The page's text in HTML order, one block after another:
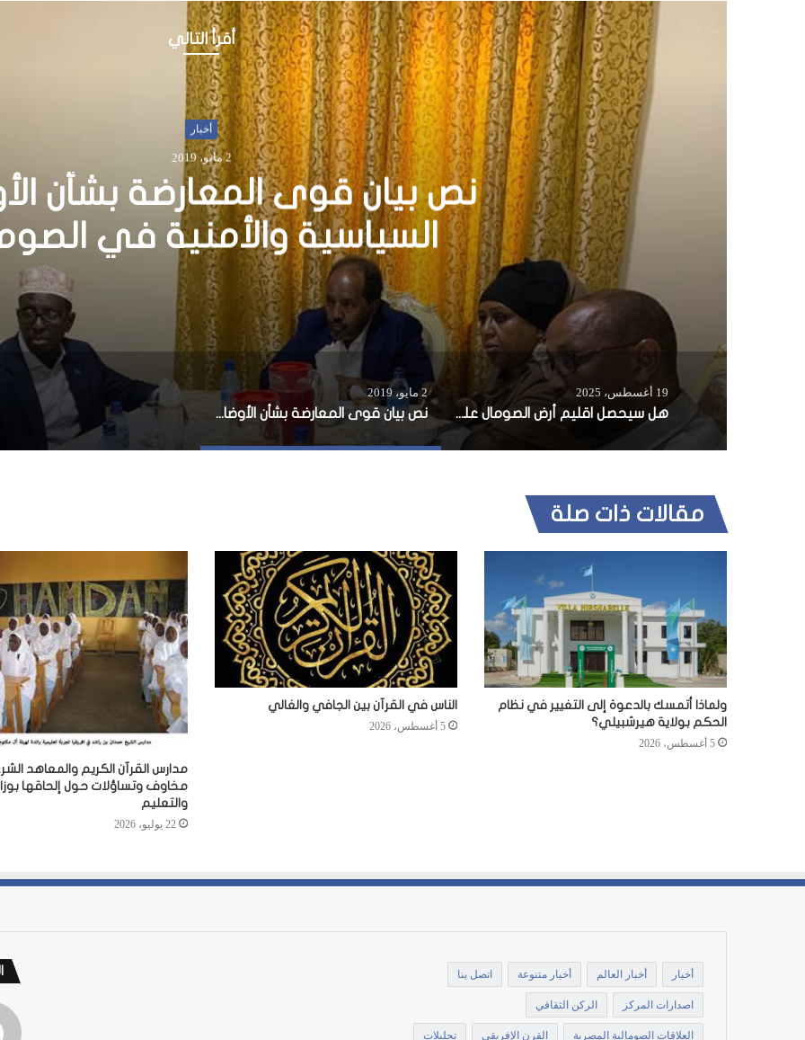
ا
ل
ي
ب
أقرأ التالي
تحليلات
19 أغسطس، 2025
هل سيحصل اقليم أرض
اعتراف دولي قريبا؟
19 أغسطس، 2025
هل سيحصل اقليم أرض الصومال على اعتراف دولي قريبا؟
2 مايو، 2019
نص بيان قوى المعارضة بشأن الأوضاع السياسية والأمنية في الصومال
مقالات ذات صلة
ولماذا أتمسك بالدعوة إلى التغيير في نظام
الحكم بولاية هيرشبيلي؟
5 أغسطس، 2026
الناس في القرآن بين الجافي والغالي
5 أغسطس، 2026
مدارس القرآن الكريم والمعاهد
مخاوف وتساؤلات حول إلحاقها
والتعليم
22 يوليو، 2026
أخبار أخبار العالم أخبار متنوعة اتصل بنا
اصدارات المركز الركن الثقافي
العلاقات الصومالية المصرية القرن الإفريقي تحليلات